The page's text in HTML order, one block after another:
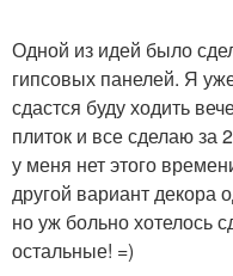
Одной из идей было
гипсовых панелей. Я
сдастся буду ходить
плиток и все сделаю за
у меня нет этого
другой вариант декора
но уж больно хотелось
остальные! =)